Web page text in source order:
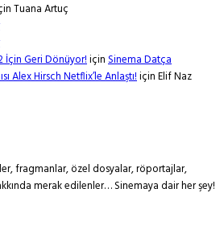
Tuana Artuç
İçin Geri Dönüyor!içinSinema Datça
Alex Hirsch Netflix’le Anlaştı!içinElif Naz
fragmanlar, özel dosyalar, röportajlar,
merak edilenler… Sinemaya dair her şey!